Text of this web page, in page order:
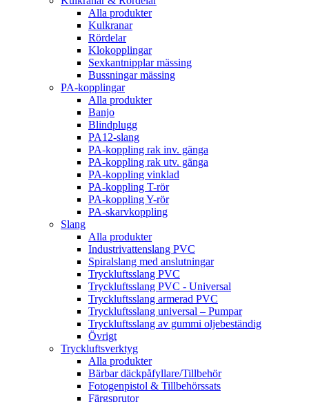
Alla produkter
Kulkranar
Rördelar
Klokopplingar
Sexkantnipplar mässing
Bussningar mässing
PA-kopplingar
Alla produkter
Banjo
Blindplugg
PA12-slang
PA-koppling rak inv. gänga
PA-koppling rak utv. gänga
PA-koppling vinklad
PA-koppling T-rör
PA-koppling Y-rör
PA-skarvkoppling
Slang
Alla produkter
Industrivattenslang PVC
Spiralslang med anslutningar
Tryckluftsslang PVC
Tryckluftsslang PVC - Universal
Tryckluftsslang armerad PVC
Tryckluftsslang universal – Pumpar
Tryckluftsslang av gummi oljebeständig
Övrigt
Tryckluftsverktyg
Alla produkter
Bärbar däckpåfyllare/Tillbehör
Fotogenpistol & Tillbehörssats
Färgsprutor